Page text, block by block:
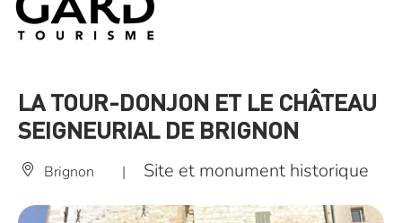
LA TOUR-DONJON ET LE CHÂTEAU
SEIGNEURIAL DE BRIGNON
Brignon | Site et monument historique